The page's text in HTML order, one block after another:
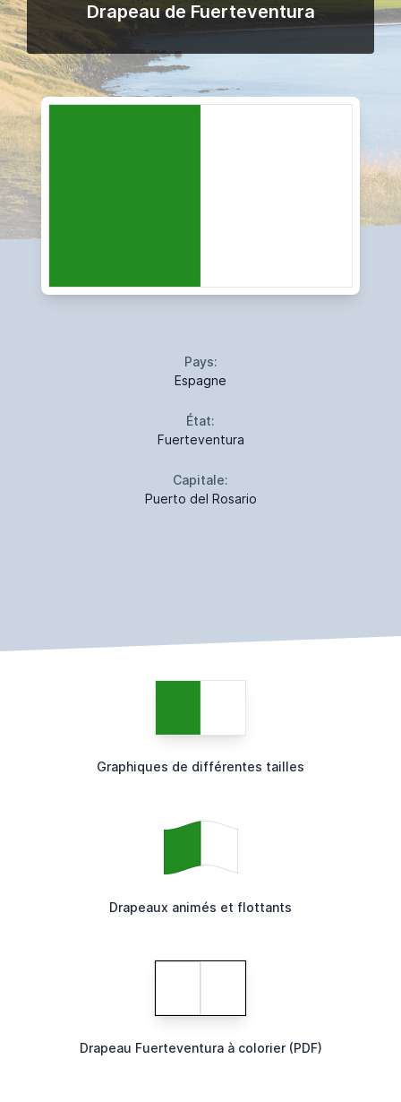
Drapeau de Fuerteventura
Pays:
Espagne
État:
Fuerteventura
Capitale:
Puerto del Rosario
Graphiques de différentes tailles
Drapeaux animés et flottants
Drapeau Fuerteventura à colorier (PDF)